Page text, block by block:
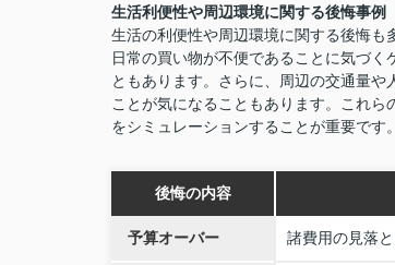
生活利便性や周辺環境に関する後悔事例
生活の利便性や周辺環境に関する後悔
日常の買い物が不便であることに気づ
ともあります。さらに、周辺の交通量
ことが気になることもあります。これ
をシミュレーションすることが重要です
後悔の内容
予算オーバー 諸費用の見落